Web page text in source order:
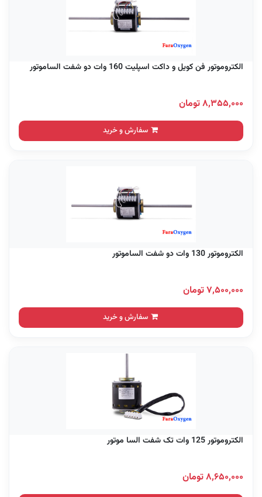
الکتروموتور فن کویل و داکت اسپلیت 160 وات دو شفت الساموتور
۸,۳۵۵,۰۰۰ تومان
سفارش و خرید
الکتروموتور 130 وات دو شفت الساموتور
۷,۵۰۰,۰۰۰ تومان
سفارش و خرید
الکتروموتور 125 وات تک شفت السا موتور
۸,۶۵۰,۰۰۰ تومان